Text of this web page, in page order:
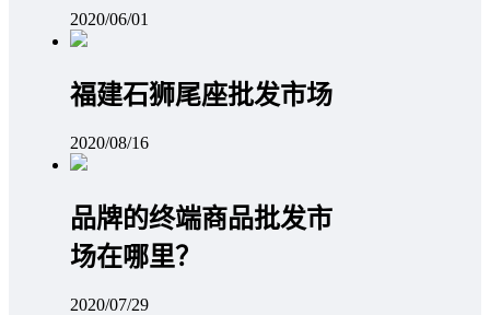
2020/06/01
福建石狮尾座批发市场
2020/08/16
品牌的终端商品批发市
场在哪里？
2020/07/29